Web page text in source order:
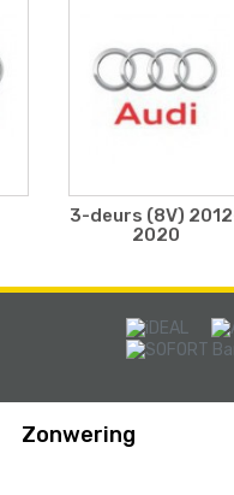
3-deurs (8V)
2020
Zonwering